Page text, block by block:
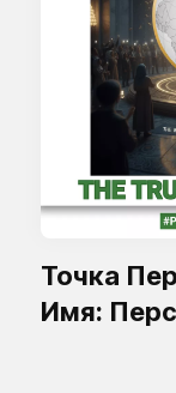
Точка
Имя: